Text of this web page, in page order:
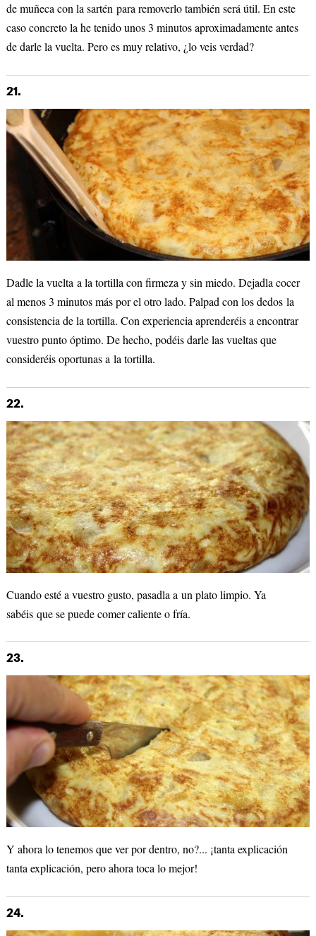
de muñeca con la sartén para removerlo también será útil. En este
caso concreto la he tenido unos 3 minutos aproximadamente antes
de darle la vuelta. Pero es muy relativo, ¿lo veis verdad?
21.
Dadle la vuelta a la tortilla con firmeza y sin miedo. Dejadla cocer
al menos 3 minutos más por el otro lado. Palpad con los dedos la
consistencia de la tortilla. Con experiencia aprenderéis a encontrar
vuestro punto óptimo. De hecho, podéis darle las vueltas que
consideréis oportunas a la tortilla.
22.
Cuando esté a vuestro gusto, pasadla a un plato limpio. Ya
sabéis que se puede comer caliente o fría.
23.
Y ahora lo tenemos que ver por dentro, no?... ¡tanta explicación
tanta explicación, pero ahora toca lo mejor!
24.